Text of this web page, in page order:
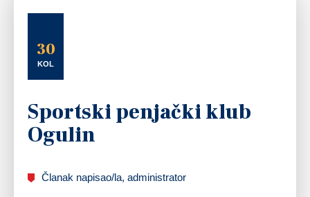
30
KOL
Sportski penjački klub
Ogulin
Članak napisao/la, administrator